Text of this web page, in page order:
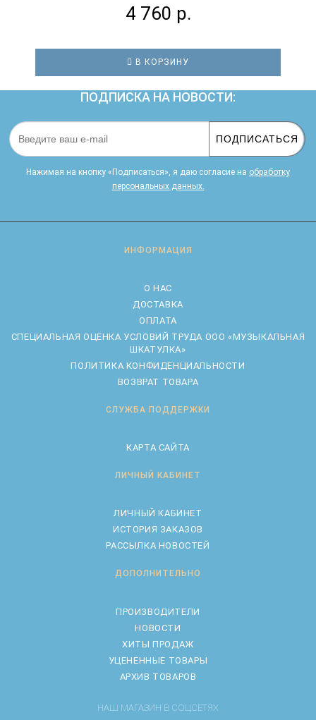
4 760 р.
В КОРЗИНУ
ПОДПИСКА НА НОВОСТИ:
ПОДПИСАТЬСЯ
Нажимая на кнопку «Подписаться», я даю cогласие на обработку
персональных данных.
ИНФОРМАЦИЯ
О НАС
ДОСТАВКА
ОПЛАТА
CПЕЦИАЛЬНАЯ ОЦЕНКА УСЛОВИЙ ТРУДА ООО «МУЗЫКАЛЬНАЯ
ШКАТУЛКА»
ПОЛИТИКА КОНФИДЕНЦИАЛЬНОСТИ
ВОЗВРАТ ТОВАРА
СЛУЖБА ПОДДЕРЖКИ
КАРТА САЙТА
ЛИЧНЫЙ КАБИНЕТ
ЛИЧНЫЙ КАБИНЕТ
ИСТОРИЯ ЗАКАЗОВ
РАССЫЛКА НОВОСТЕЙ
ДОПОЛНИТЕЛЬНО
ПРОИЗВОДИТЕЛИ
НОВОСТИ
ХИТЫ ПРОДАЖ
УЦЕНЕННЫЕ ТОВАРЫ
АРХИВ ТОВАРОВ
НАШ МАГАЗИН В СОЦСЕТЯХ